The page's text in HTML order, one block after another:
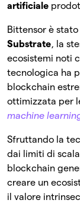
artificiale
Bittensor è
Substrate, la
ecosistemi noti
tecnologica ha
blockchain
ottimizzata per
machine
Sfruttando la
dai limiti di
blockchain
creare un
il valore